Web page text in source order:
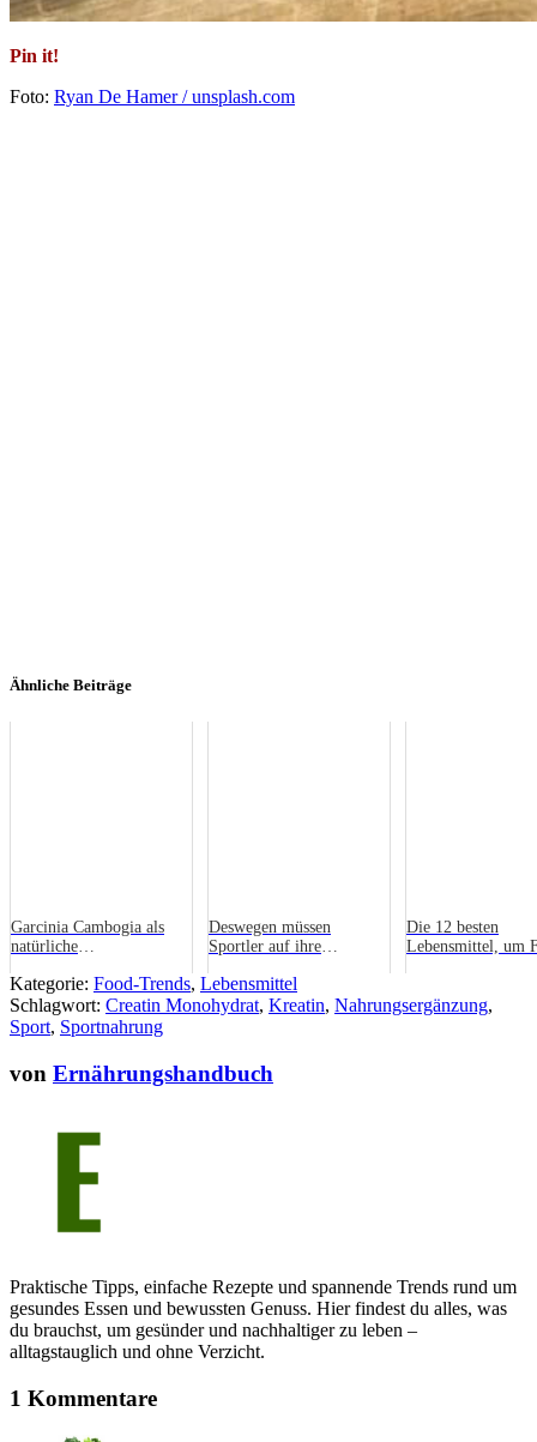
Pin it!
Foto: Ryan De Hamer / unsplash.com
Ähnliche Beiträge
Garcinia Cambogia als
natürliche
Deswegen müssen
Sportler auf ihre
Die 12 besten
Lebensmittel, um
Kategorie: Food-Trends, Lebensmittel
Schlagwort: Creatin Monohydrat, Kreatin, Nahrungsergänzung,
Sport, Sportnahrung
von Ernährungshandbuch
Praktische Tipps, einfache Rezepte und spannende Trends rund um
gesundes Essen und bewussten Genuss. Hier findest du alles, was
du brauchst, um gesünder und nachhaltiger zu leben –
alltagstauglich und ohne Verzicht.
1 Kommentare